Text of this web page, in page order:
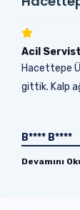
Acil
Hacettepe
gittik. Kalp
B**** B****
Devamını